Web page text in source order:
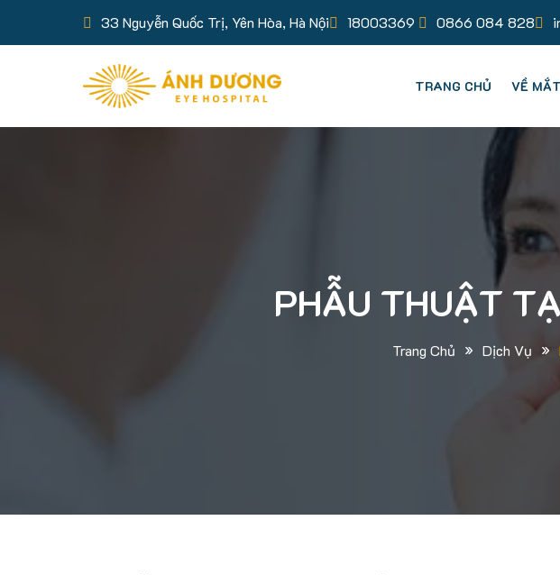
33 Nguyễn Quốc Trị, Yên Hòa, Hà Nội 18003369 0866 084 828
TRANG CHỦ VỀ
PHẪU THUẬT
Trang Chủ » Dịch Vụ »